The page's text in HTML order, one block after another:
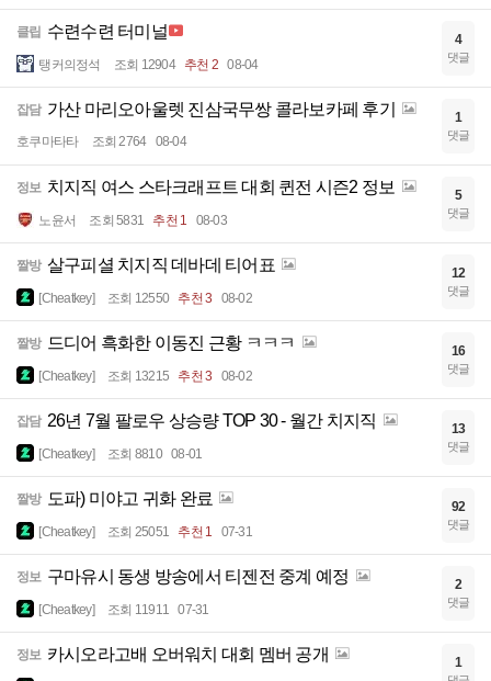
클립 수련수련 터미널
탱커의정석 조회 12904 추천 2 08-04
4
댓글
잡담 가산 마리오아울렛 진삼국무쌍 콜라보카페 후기
호쿠마타타 조회 2764 08-04
1
댓글
정보 치지직 여스 스타크래프트 대회 퀸전 시즌2 정보
노윤서 조회 5831 추천 1 08-03
5
댓글
짤방 살구피셜 치지직 데바데 티어표
[Cheatkey] 조회 12550 추천 3 08-02
12
댓글
짤방 드디어 흑화한 이동진 근황 ㅋㅋㅋ
[Cheatkey] 조회 13215 추천 3 08-02
16
댓글
잡담 26년 7월 팔로우 상승량 TOP 30 - 월간 치지직
[Cheatkey] 조회 8810 08-01
13
댓글
짤방 도파) 미야고 귀화 완료
[Cheatkey] 조회 25051 추천 1 07-31
92
댓글
정보 구마유시 동생 방송에서 티젠전 중계 예정
[Cheatkey] 조회 11911 07-31
2
댓글
정보 카시오라고배 오버워치 대회 멤버 공개 1